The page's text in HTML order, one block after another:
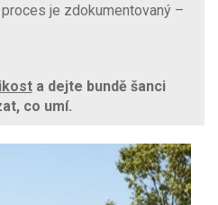
je zdokumentovaný –
a dejte bundě šanci
co umí.